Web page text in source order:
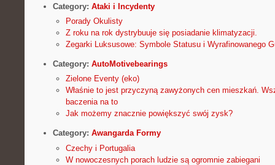
Category: Ataki i Incydenty
Porady Okulisty
Z roku na rok dystrybuuje się posiadanie klimatyzacji.
Zegarki Luksusowe: Symbole Statusu i Wyrafinowanego
Category: AutoMotivebearings
Zielone Eventy (eko)
Właśnie to jest przyczyną zawyżonych cen mieszkań.
baczenia na to
Jak możemy znacznie powiększyć swój zysk?
Category: Awangarda Formy
Czechy i Portugalia
W nowoczesnych porach ludzie są ogromnie zabiegani